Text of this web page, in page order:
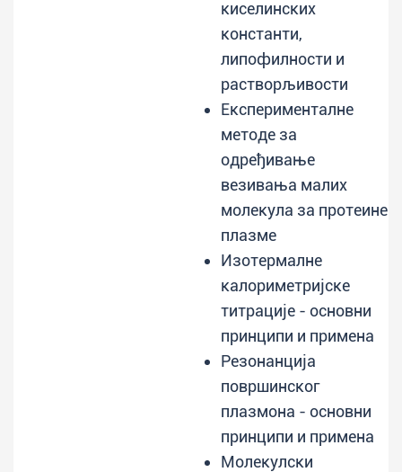
киселинских
константи,
липофилности и
растворљивости
Експерименталне
методе за
одређивање
везивања малих
молекула за протеине
плазме
Изотермалне
калориметријске
титрације - основни
принципи и примена
Резонанција
површинског
плазмона - основни
принципи и примена
Молекулски